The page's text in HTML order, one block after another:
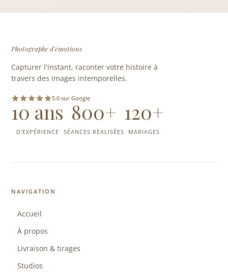
Photographe d'émotions
Capturer l'instant, raconter votre histoire à
travers des images intemporelles.
5.0 sur Google
10 ans
D'EXPÉRIENCE
800+
SÉANCES REALISÉES
120+
MARIAGES
NAVIGATION
Accueil
À propos
Livraison & tirages
Studios